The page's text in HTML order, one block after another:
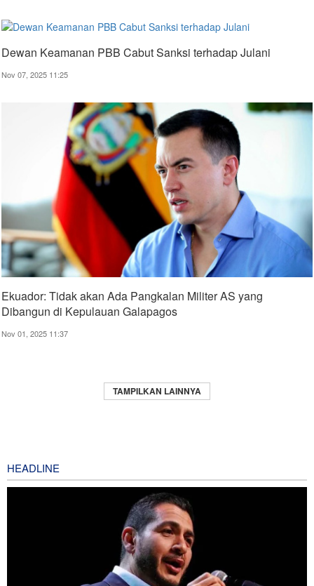
Dewan Keamanan PBB Cabut Sanksi terhadap Julani
Nov 07, 2025 11:25
Ekuador: Tidak akan Ada Pangkalan Militer AS yang
Dibangun di Kepulauan Galapagos
Nov 01, 2025 11:37
TAMPILKAN LAINNYA
HEADLINE